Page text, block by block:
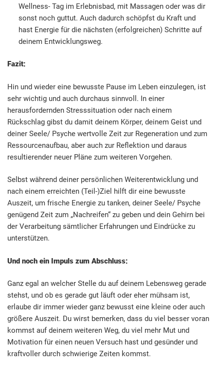
Wellness- Tag im Erlebnisbad, mit Massagen oder was dir
sonst noch guttut. Auch dadurch schöpfst du Kraft und
hast Energie für die nächsten (erfolgreichen) Schritte auf
deinem Entwicklungsweg.
Fazit:
Hin und wieder eine bewusste Pause im Leben einzulegen, ist
sehr wichtig und auch durchaus sinnvoll. In einer
herausfordernden Stresssituation oder nach einem
Rückschlag gibst du damit deinem Körper, deinem Geist und
deiner Seele/ Psyche wertvolle Zeit zur Regeneration und zum
Ressourcenaufbau, aber auch zur Reflektion und daraus
resultierender neuer Pläne zum weiteren Vorgehen.
Selbst während deiner persönlichen Weiterentwicklung und
nach einem erreichten (Teil-)Ziel hilft dir eine bewusste
Auszeit, um frische Energie zu tanken, deiner Seele/ Psyche
genügend Zeit zum „Nachreifen“ zu geben und dein Gehirn bei
der Verarbeitung sämtlicher Erfahrungen und Eindrücke zu
unterstützen.
Und noch ein Impuls zum Abschluss:
Ganz egal an welcher Stelle du auf deinem Lebensweg gerade
stehst, und ob es gerade gut läuft oder eher mühsam ist,
erlaube dir immer wieder ganz bewusst eine kleine oder auch
größere Auszeit. Du wirst bemerken, dass du viel besser voran
kommst auf deinem weiteren Weg, du viel mehr Mut und
Motivation für einen neuen Versuch hast und gesünder und
kraftvoller durch schwierige Zeiten kommst.